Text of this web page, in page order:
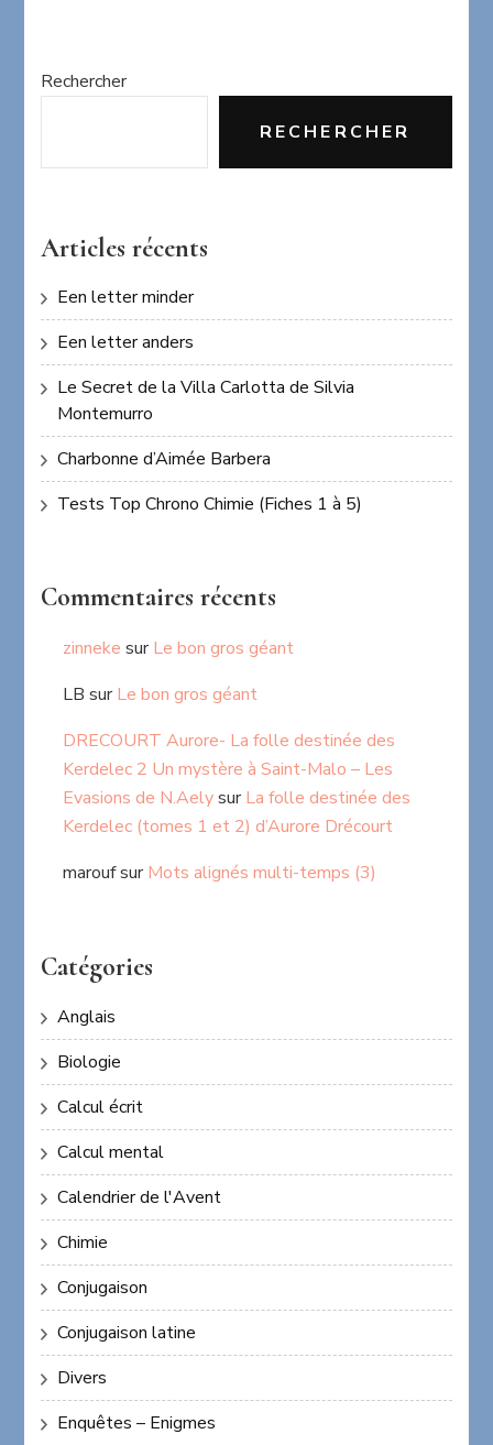
Rechercher
RECHERCHER
Articles récents
Een letter minder
Een letter anders
Le Secret de la Villa Carlotta de Silvia
Montemurro
Charbonne d’Aimée Barbera
Tests Top Chrono Chimie (Fiches 1 à 5)
Commentaires récents
zinneke surLe bon gros géant
LB surLe bon gros géant
DRECOURT Aurore- La folle destinée des
Kerdelec 2 Un mystère à Saint-Malo – Les
Evasions de N.AelysurLa folle destinée des
Kerdelec (tomes 1 et 2) d’Aurore Drécourt
maroufsurMots alignés multi-temps (3)
Catégories
Anglais
Biologie
Calcul écrit
Calcul mental
Calendrier de l'Avent
Chimie
Conjugaison
Conjugaison latine
Divers
Enquêtes – Enigmes